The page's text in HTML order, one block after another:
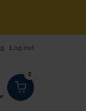
Log ind
0